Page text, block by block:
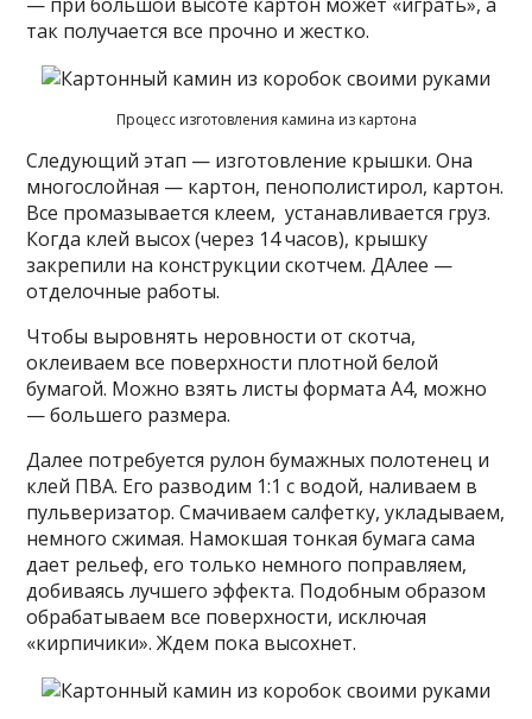
так получается все прочно и жестко.
Процесс изготовления камина из картона
Следующий этап — изготовление крышки. Она
многослойная — картон, пенополистирол, картон.
Все промазывается клеем, устанавливается груз.
Когда клей высох (через 14 часов), крышку
закрепили на конструкции скотчем. ДАлее —
отделочные работы.
Чтобы выровнять неровности от скотча,
оклеиваем все поверхности плотной белой
бумагой. Можно взять листы формата А4, можно
— большего размера.
Далее потребуется рулон бумажных полотенец и
клей ПВА. Его разводим 1:1 с водой, наливаем в
пульверизатор. Смачиваем салфетку, укладываем,
немного сжимая. Намокшая тонкая бумага сама
дает рельеф, его только немного поправляем,
добиваясь лучшего эффекта. Подобным образом
обрабатываем все поверхности, исключая
«кирпичики». Ждем пока высохнет.